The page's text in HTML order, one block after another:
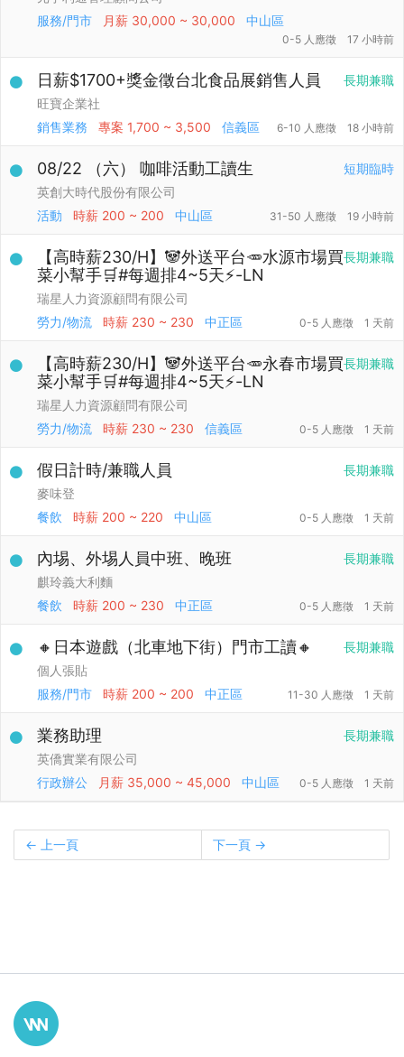
服務/門市
月薪 30,000 ~ 30,000 中山區
0-5 人應徵 17 小時前
長期兼職
日薪$1700+獎金徵台北食品展銷售人員
旺寶企業社
銷售業務
專案 1,700 ~ 3,500 信義區 6-10 人應徵 18 小時前
短期臨時
08/22 （六） 咖啡活動工讀生
英創大時代股份有限公司
活動
時薪 200 ~ 200 中山區 31-50 人應徵 19 小時前
長期兼職
【高時薪230/H】🐼外送平台🥕水源市場買
菜小幫手🛒#每週排4~5天⚡️-LN
瑞星人力資源顧問有限公司
勞力/物流
時薪 230 ~ 230 中正區 0-5 人應徵 1 天前
長期兼職
【高時薪230/H】🐼外送平台🥕永春市場買
菜小幫手🛒#每週排4~5天⚡️-LN
瑞星人力資源顧問有限公司
勞力/物流
時薪 230 ~ 230 信義區 0-5 人應徵 1 天前
長期兼職
假日計時/兼職人員
麥味登
餐飲
時薪 200 ~ 220 中山區 0-5 人應徵 1 天前
長期兼職
內埸、外埸人員中班、晚班
麒玲義大利麵
餐飲
時薪 200 ~ 230 中正區 0-5 人應徵 1 天前
長期兼職
🔸日本遊戲（北車地下街）門市工讀🔸
個人張貼
服務/門市
時薪 200 ~ 200 中正區 11-30 人應徵 1 天前
長期兼職
業務助理
英僑實業有限公司
行政辦公
月薪 35,000 ~ 45,000 中山區 0-5 人應徵 1 天前
← 上一頁 下一頁 →